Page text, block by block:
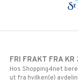
FRI FRAKT FRA KR
Hos Shopping4net
ut fra hvilken(e)